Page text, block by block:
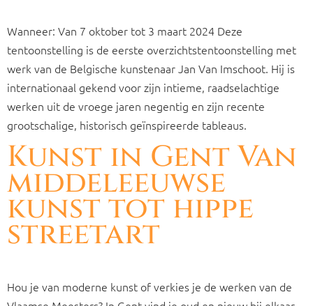
Wanneer: Van 7 oktober tot 3 maart 2024 Deze
tentoonstelling is de eerste overzichtstentoonstelling met
werk van de Belgische kunstenaar Jan Van Imschoot. Hij is
internationaal gekend voor zijn intieme, raadselachtige
werken uit de vroege jaren negentig en zijn recente
grootschalige, historisch geïnspireerde tableaus.
Kunst in Gent Van
middeleeuwse
kunst tot hippe
streetart
Hou je van moderne kunst of verkies je de werken van de